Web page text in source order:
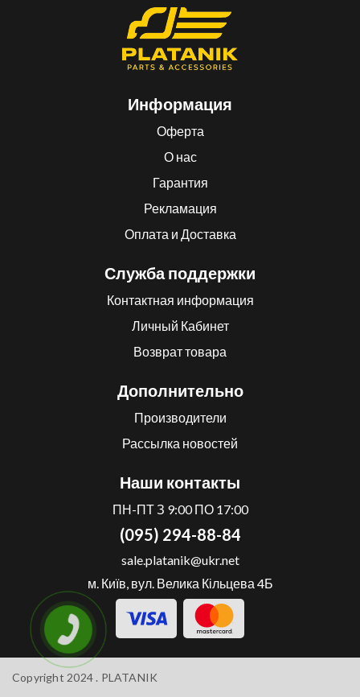
Информация
Оферта
О нас
Гарантия
Рекламация
Оплата и Доставка
Служба поддержки
Контактная информация
Личный Кабинет
Возврат товара
Дополнительно
Производители
Рассылка новостей
Наши контакты
ПН-ПТ З 9:00 ПО 17:00
(095) 294-88-84
sale.platanik@ukr.net
м. Київ, вул. Велика Кільцева 4Б
Copyright 2024 . PLATANIK